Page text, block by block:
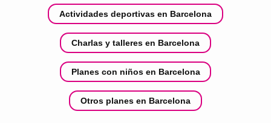
Actividades deportivas en Barcelona
Charlas y talleres en Barcelona
Planes con niños en Barcelona
Otros planes en Barcelona